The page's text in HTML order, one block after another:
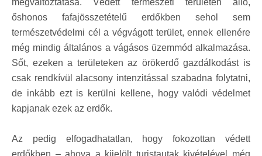
megváltoztatása. Védett természeti területen álló,
őshonos fafajösszetételű erdőkben sehol sem
természetvédelmi cél a végvágott terület, ennek ellenére
még mindig általános a vágásos üzemmód alkalmazása.
Sőt, ezeken a területeken az örökerdő gazdálkodást is
csak rendkívül alacsony intenzitással szabadna folytatni,
de inkább ezt is kerülni kellene, hogy valódi védelmet
kapjanak ezek az erdők.
Az pedig elfogadhatatlan, hogy fokozottan védett